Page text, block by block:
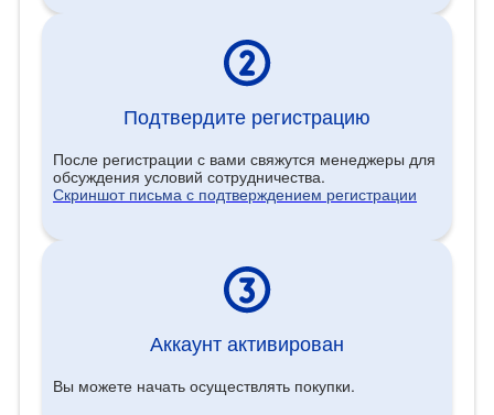
Подтвердите регистрацию
После регистрации с вами свяжутся менеджеры для
обсуждения условий сотрудничества.
Скриншот письма с подтверждением регистрации
Аккаунт активирован
Вы можете начать осуществлять покупки.